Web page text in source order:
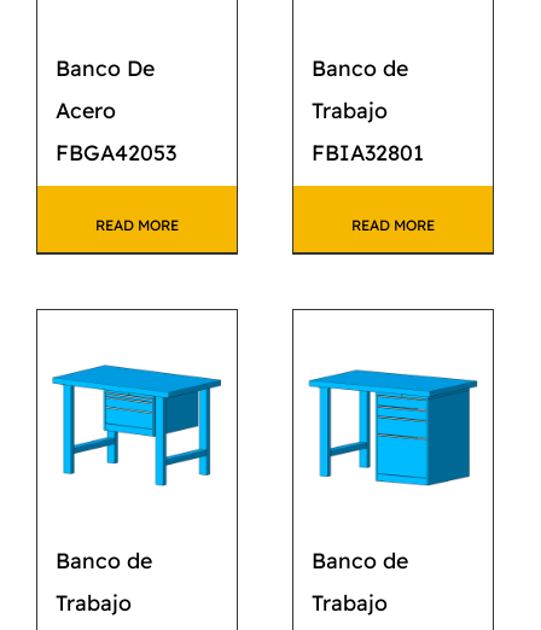
Banco De
Acero
FBGA42053
READ MORE
Banco de
Trabajo
FBIA32801
READ MORE
Banco de
Trabajo
Banco de
Trabajo